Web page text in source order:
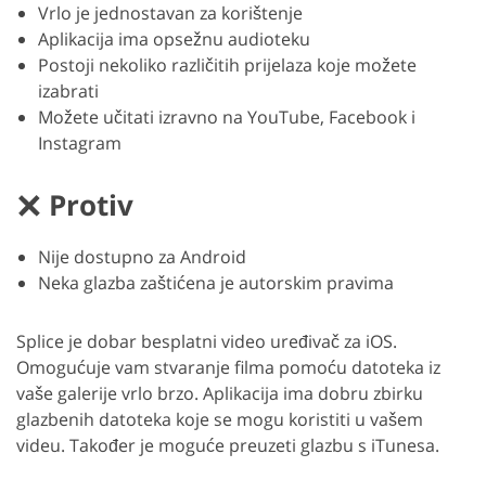
Vrlo je jednostavan za korištenje
Aplikacija ima opsežnu audioteku
Postoji nekoliko različitih prijelaza koje možete
izabrati
Možete učitati izravno na YouTube, Facebook i
Instagram
Protiv
Nije dostupno za Android
Neka glazba zaštićena je autorskim pravima
Splice je dobar besplatni video uređivač za iOS.
Omogućuje vam stvaranje filma pomoću datoteka iz
vaše galerije vrlo brzo. Aplikacija ima dobru zbirku
glazbenih datoteka koje se mogu koristiti u vašem
videu. Također je moguće preuzeti glazbu s iTunesa.